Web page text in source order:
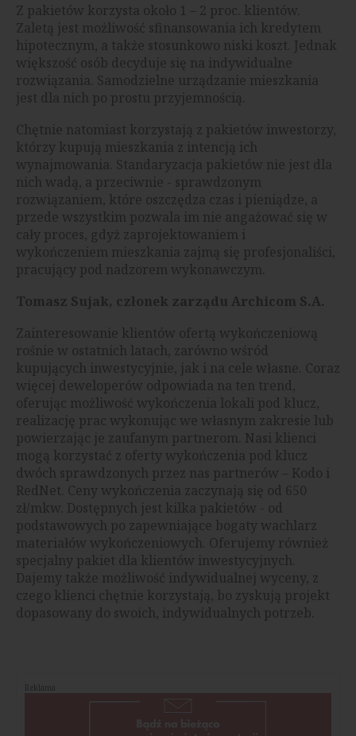
Z pakietów korzysta około 1 – 2 proc. klientów.
Zaletą jest możliwość sfinansowania ich kredytem
hipotecznym, a także stosunkowo niski koszt. Jednak
większość osób decyduje się na indywidualne
rozwiązania. Samodzielne urządzanie mieszkania
jest dla nich po prostu przyjemnością.
Chętnie natomiast korzystają z pakietów inwestorzy,
którzy kupują mieszkania z intencją ich
wynajmowania. Standaryzacja pakietów nie jest dla
nich wadą, a przeciwnie - sprawdzonym
rozwiązaniem, które oszczędza czas i pieniądze, a
przede wszystkim pozwala im nie angażować się w
cały proces, gdyż zaprojektowaniem i
wykończeniem mieszkania zajmą się profesjonaliści,
pracujący pod nadzorem wykonawczym.
Tomasz Sujak, członek zarządu Archicom S.A.
Zainteresowanie klientów ofertą wykończeniową
rośnie w ostatnich latach, zarówno wśród
kupujących inwestycyjnie, jak i na cele własne. Coraz
więcej deweloperów odpowiada na ten trend,
oferując możliwość wykończenia lokali pod klucz,
realizację prac wykonując we własnym zakresie lub
powierzając je zaufanym partnerom. Nasi klienci
mogą korzystać z oferty wykończenia pod klucz
dwóch sprawdzonych przez nas partnerów – Kodo i
RedNet. Ceny wykończenia zaczynają się od 650
zł/mkw. Dostępnych jest kilka pakietów - od
podstawowych po zapewniające bogaty wachlarz
materiałów wykończeniowych. Oferujemy również
specjalny pakiet dla klientów inwestycyjnych.
Dajemy także możliwość indywidualnej wyceny, z
czego klienci chętnie korzystają, bo zyskują projekt
dopasowany do swoich, indywidualnych potrzeb.
Reklama